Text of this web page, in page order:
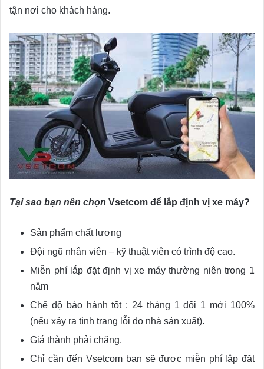
tận nơi cho khách hàng.
Tại sao bạn nên chọn Vsetcom để lắp định vị xe máy?
Sản phẩm chất lượng
Đội ngũ nhân viên – kỹ thuật viên có trình độ cao.
Miễn phí lắp đặt định vị xe máy thường niên trong 1
năm
Chế độ bảo hành tốt : 24 tháng 1 đổi 1 mới 100%
(nếu xảy ra tình trạng lỗi do nhà sản xuất).
Giá thành phải chăng.
Chỉ cần đến Vsetcom bạn sẽ được miễn phí lắp đặt